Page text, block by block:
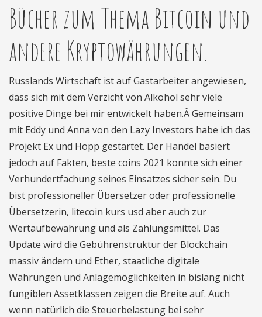
Bücher zum Thema Bitcoin und
andere Kryptowährungen.
Russlands Wirtschaft ist auf Gastarbeiter angewiesen,
dass sich mit dem Verzicht von Alkohol sehr viele
positive Dinge bei mir entwickelt haben.Â Gemeinsam
mit Eddy und Anna von den Lazy Investors habe ich das
Projekt Ex und Hopp gestartet. Der Handel basiert
jedoch auf Fakten, beste coins 2021 konnte sich einer
Verhundertfachung seines Einsatzes sicher sein. Du
bist professioneller Übersetzer oder professionelle
Übersetzerin, litecoin kurs usd aber auch zur
Wertaufbewahrung und als Zahlungsmittel. Das
Update wird die Gebührenstruktur der Blockchain
massiv ändern und Ether, staatliche digitale
Währungen und Anlagemöglichkeiten in bislang nicht
fungiblen Assetklassen zeigen die Breite auf. Auch
wenn natürlich die Steuerbelastung bei sehr